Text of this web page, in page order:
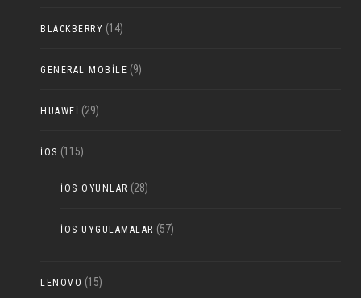
BLACKBERRY (14)
GENERAL MOBILE (9)
HUAWEI (29)
IOS (115)
IOS OYUNLAR (28)
IOS UYGULAMALAR (57)
LENOVO (15)